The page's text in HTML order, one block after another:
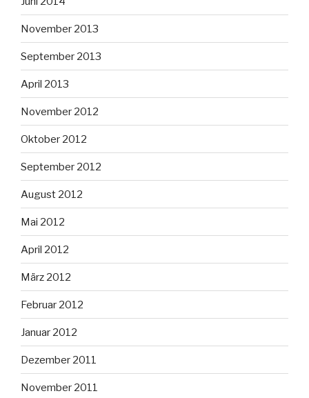
November 2013
September 2013
April 2013
November 2012
Oktober 2012
September 2012
August 2012
Mai 2012
April 2012
März 2012
Februar 2012
Januar 2012
Dezember 2011
November 2011